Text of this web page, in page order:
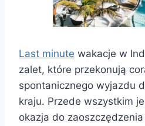
Last minute wakacje w
zalet, które przekonują
spontanicznego wyjazdu
kraju. Przede wszystkim
okazja do